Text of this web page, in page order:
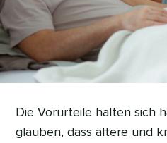
Die Vorurteile halten sich
glauben, dass ältere und